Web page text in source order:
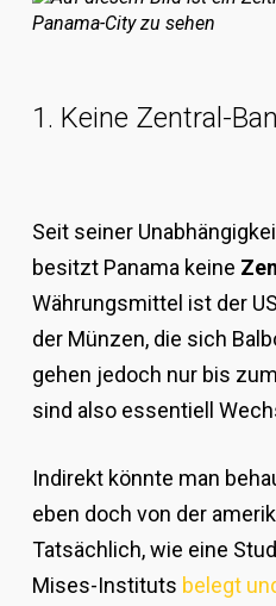
1. Keine Zentral-
Seit seiner
besitzt Panama keine
Währungsmittel ist der
der Münzen, die sich
gehen jedoch nur bis
sind also essentiell
Indirekt könnte man
eben doch von der
Tatsächlich, wie eine
Mises-Instituts belegt